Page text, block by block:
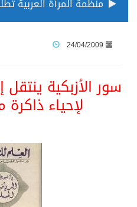
24/04/2009
سور الأزبكية
لإحياء